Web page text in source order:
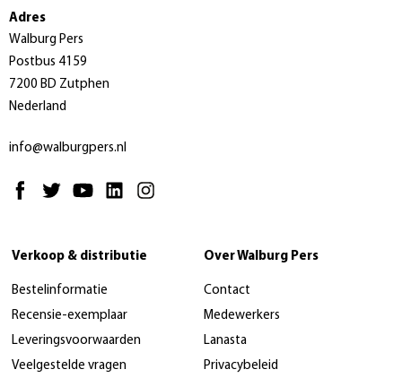
Adres
Walburg Pers
Postbus 4159
7200 BD Zutphen
Nederland
info@walburgpers.nl
Verkoop & distributie
Bestelinformatie
Recensie-exemplaar
Leveringsvoorwaarden
Veelgestelde vragen
Over Walburg Pers
Contact
Medewerkers
Lanasta
Privacybeleid